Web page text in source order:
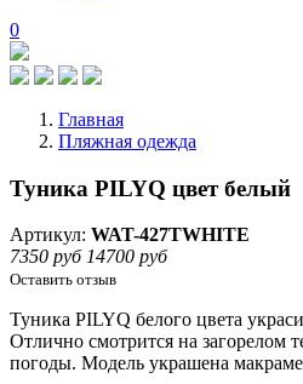
0
Главная
Пляжная одежда
Туника PILYQ цвет белый
Артикул: WAT-427TWHITE
7350 руб 14700 руб
Оставить отзыв
Туника PILYQ белого цвета
Отлично смотрится на загорелом
погоды. Модель украшена